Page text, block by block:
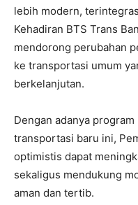
lebih modern,
Kehadiran BTS Trans
mendorong perubahan
ke transportasi umum
berkelanjutan.
Dengan adanya
transportasi baru ini,
optimistis dapat
sekaligus mendukung
aman dan tertib.